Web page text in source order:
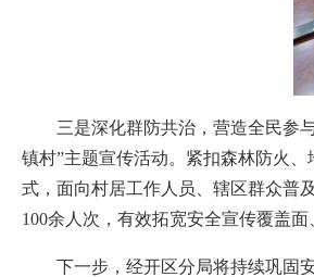
三是深化群防共治，营造全民参
镇村”主题宣传活动。紧扣森林防火
式，面向村居工作人员、辖区群众普
100余人次，有效拓宽安全宣传覆盖
下一步，经开区分局将持续巩固